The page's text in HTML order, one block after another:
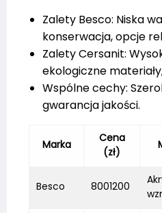
Zalety Besco: Niska
konserwacja, opcje
Zalety Cersanit:
ekologiczne
Wspólne cechy:
gwarancja jakości.
Marka
Cena
(zł)
Besco 8001200